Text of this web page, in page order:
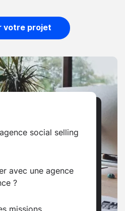
votre projet
agence social selling
avec une agence
?